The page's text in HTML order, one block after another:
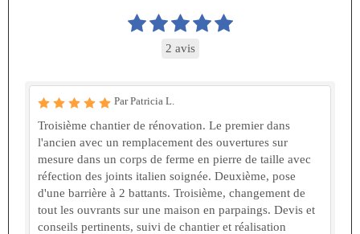
2 avis
Par Patricia L.
Troisième chantier de rénovation. Le premier dans
l'ancien avec un remplacement des ouvertures sur
mesure dans un corps de ferme en pierre de taille avec
réfection des joints italien soignée. Deuxième, pose
d'une barrière à 2 battants. Troisième, changement de
tout les ouvrants sur une maison en parpaings. Devis et
conseils pertinents, suivi de chantier et réalisation